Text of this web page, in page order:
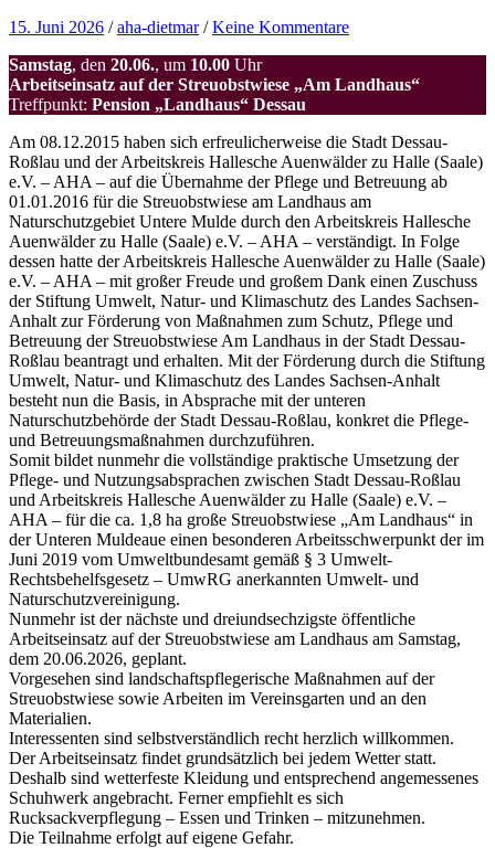
15. Juni 2026 /aha-dietmar /Keine Kommentare
Samstag, den 20.06., um 10.00 Uhr
Arbeitseinsatz auf der Streuobstwiese „Am Landhaus“
Treffpunkt: Pension „Landhaus“ Dessau
Am 08.12.2015 haben sich erfreulicherweise die Stadt Dessau-
Roßlau und der Arbeitskreis Hallesche Auenwälder zu Halle (Saale)
e.V. – AHA – auf die Übernahme der Pflege und Betreuung ab
01.01.2016 für die Streuobstwiese am Landhaus am
Naturschutzgebiet Untere Mulde durch den Arbeitskreis Hallesche
Auenwälder zu Halle (Saale) e.V. – AHA – verständigt. In Folge
dessen hatte der Arbeitskreis Hallesche Auenwälder zu Halle (Saale)
e.V. – AHA – mit großer Freude und großem Dank einen Zuschuss
der Stiftung Umwelt, Natur- und Klimaschutz des Landes Sachsen-
Anhalt zur Förderung von Maßnahmen zum Schutz, Pflege und
Betreuung der Streuobstwiese Am Landhaus in der Stadt Dessau-
Roßlau beantragt und erhalten. Mit der Förderung durch die Stiftung
Umwelt, Natur- und Klimaschutz des Landes Sachsen-Anhalt
besteht nun die Basis, in Absprache mit der unteren
Naturschutzbehörde der Stadt Dessau-Roßlau, konkret die Pflege-
und Betreuungsmaßnahmen durchzuführen.
Somit bildet nunmehr die vollständige praktische Umsetzung der
Pflege- und Nutzungsabsprachen zwischen Stadt Dessau-Roßlau
und Arbeitskreis Hallesche Auenwälder zu Halle (Saale) e.V. –
AHA – für die ca. 1,8 ha große Streuobstwiese „Am Landhaus“ in
der Unteren Muldeaue einen besonderen Arbeitsschwerpunkt der im
Juni 2019 vom Umweltbundesamt gemäß § 3 Umwelt-
Rechtsbehelfsgesetz – UmwRG anerkannten Umwelt- und
Naturschutzvereinigung.
Nunmehr ist der nächste und dreiundsechzigste öffentliche
Arbeitseinsatz auf der Streuobstwiese am Landhaus am Samstag,
dem 20.06.2026, geplant.
Vorgesehen sind landschaftspflegerische Maßnahmen auf der
Streuobstwiese sowie Arbeiten im Vereinsgarten und an den
Materialien.
Interessenten sind selbstverständlich recht herzlich willkommen.
Der Arbeitseinsatz findet grundsätzlich bei jedem Wetter statt.
Deshalb sind wetterfeste Kleidung und entsprechend angemessenes
Schuhwerk angebracht. Ferner empfiehlt es sich
Rucksackverpflegung – Essen und Trinken – mitzunehmen.
Die Teilnahme erfolgt auf eigene Gefahr.